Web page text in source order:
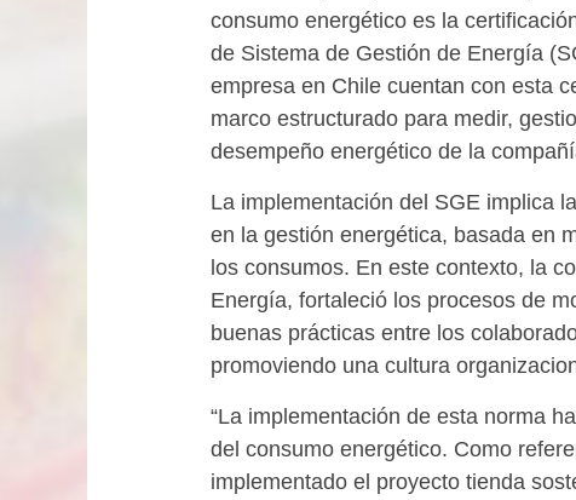
consumo energético es la
de Sistema de Gestión de Energía
empresa en Chile cuentan con esta
marco estructurado para medir,
desempeño energético de la
La implementación del SGE implica
en la gestión energética, basada en
los consumos. En este contexto, la
Energía, fortaleció los procesos de
buenas prácticas entre los
promoviendo una cultura
“La implementación de esta norma
del consumo energético. Como
implementado el proyecto tienda